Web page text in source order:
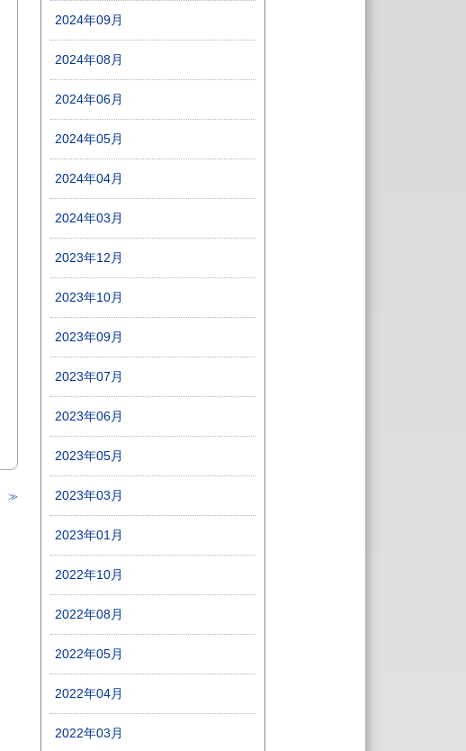
2024年09月
2024年08月
2024年06月
2024年05月
2024年04月
2024年03月
2023年12月
2023年10月
2023年09月
2023年07月
2023年06月
2023年05月
2023年03月
2023年01月
2022年10月
2022年08月
2022年05月
2022年04月
2022年03月